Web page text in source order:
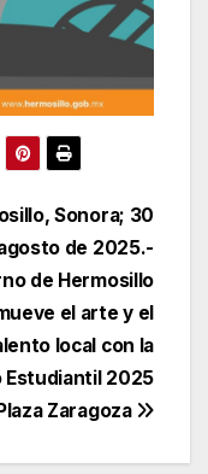
Sonora; 30
de 2025.-
de Hermosillo
el arte y el
local con la
Estudiantil 2025
Zaragoza